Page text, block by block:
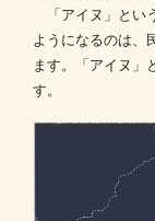
「アイヌ」とい
ようになるのは、
ます。「アイヌ」
す。